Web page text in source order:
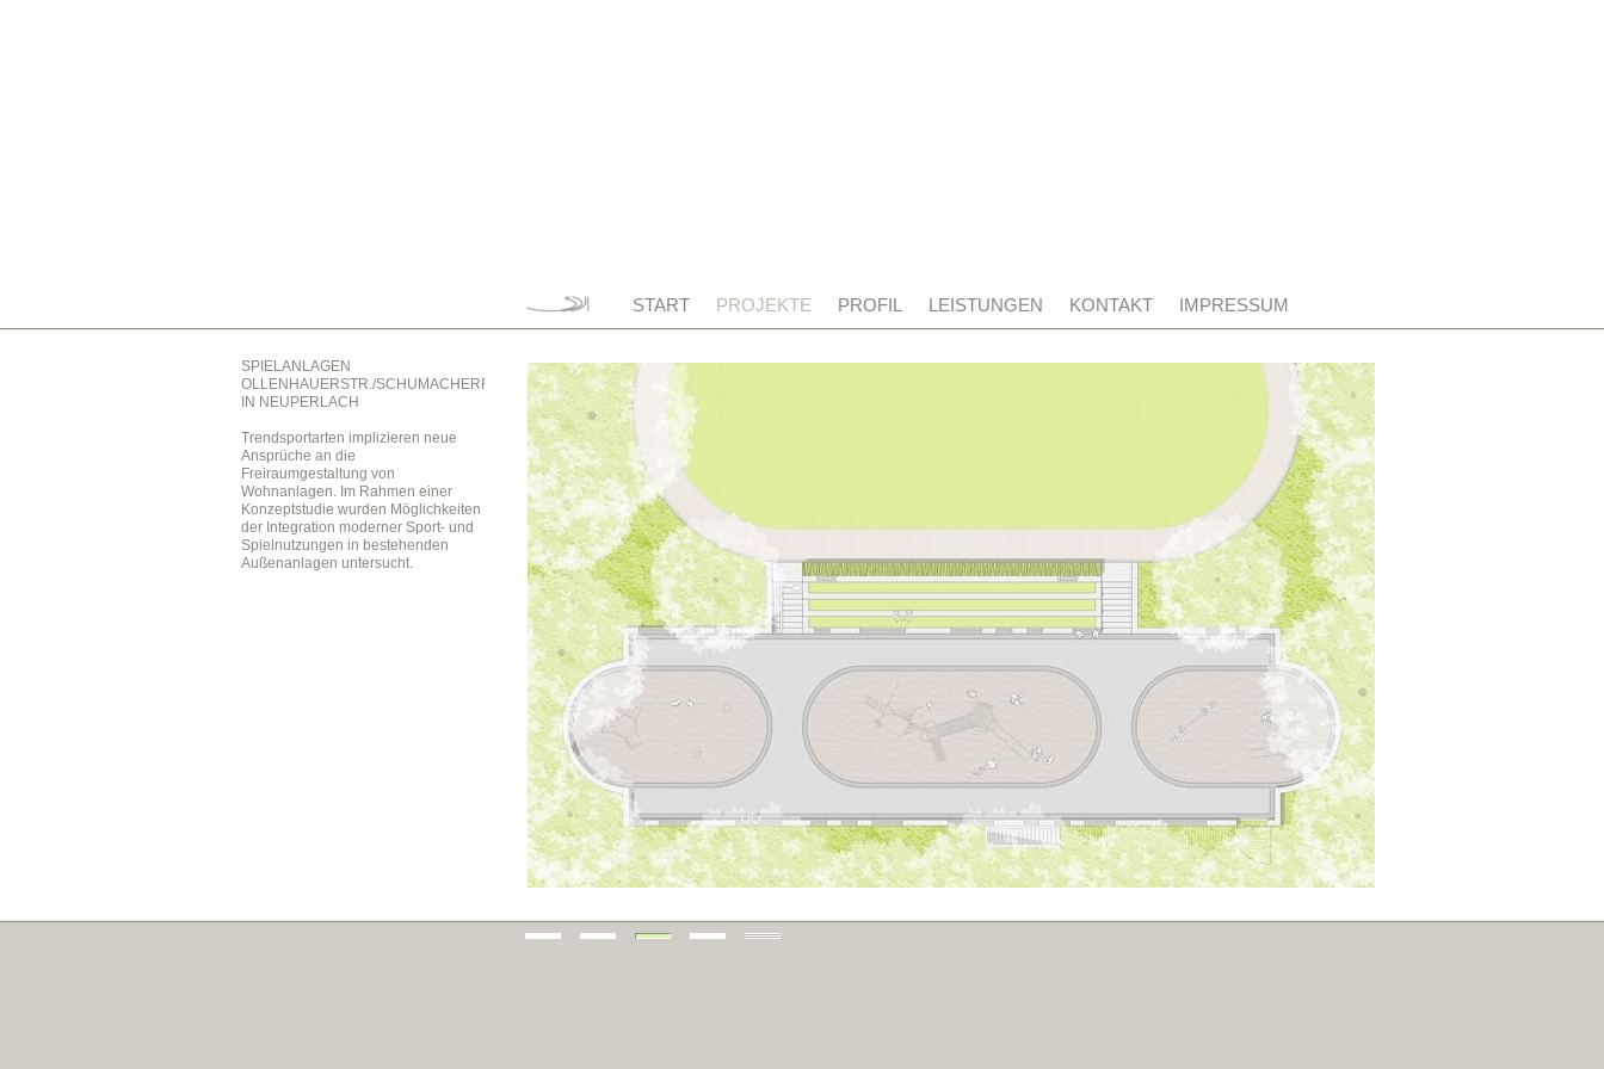
START PROJEKTE PROFIL LEISTUNGEN KONTAKT IMPRESSUM
SPIELANLAGEN
OLLENHAUERSTR./SCHUMACHERRING
IN NEUPERLACH
Trendsportarten implizieren neue
Ansprüche an die
Freiraumgestaltung von
Wohnanlagen. Im Rahmen einer
Konzeptstudie wurden Möglichkeiten
der Integration moderner Sport- und
Spielnutzungen in bestehenden
Außenanlagen untersucht.